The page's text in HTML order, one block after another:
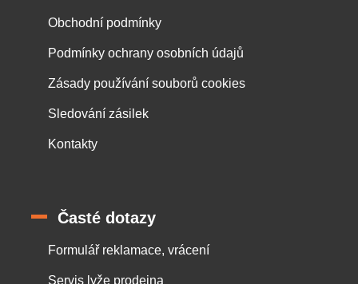
Obchodní podmínky
Podmínky ochrany osobních údajů
Zásady používání souborů cookies
Sledování zásilek
Kontakty
Časté dotazy
Formulář reklamace, vrácení
Servis lyže prodejna